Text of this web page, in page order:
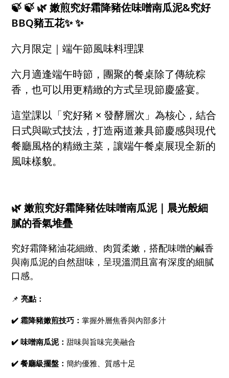
🍃 🍃 🌿 嫩煎究好霜降豬佐味噌南瓜泥&究好
BBQ豬五花✨ ✨
六月限定｜端午節風味料理課
六月適逢端午時節，團聚的餐桌除了傳統粽
香，也可以用更精緻的方式呈現節慶盛宴。
這堂課以「究好豬 × 發酵層次」為核心，結合
日式與歐式技法，打造兩道兼具節慶感與現代
餐廳風格的精緻主菜，讓端午餐桌展現全新的
風味樣貌。
🌿 嫩煎究好霜降豬佐味噌南瓜泥｜晨光般細
膩的香氣堆疊
究好霜降豬油花細緻、肉質柔嫩，搭配味噌的鹹香
與南瓜泥的自然甜味，呈現溫潤且富有深度的細膩
口感。
📌亮點：
✔️ 霜降豬嫩煎技巧：掌握外層焦香與內部多汁
✔️ 味噌南瓜泥：甜味與旨味完美融合
✔️ 餐廳級擺盤：簡約優雅、質感十足